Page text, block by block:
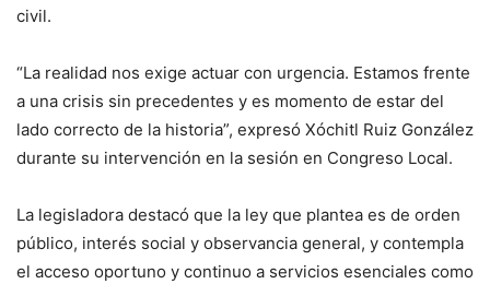
civil.
“La realidad nos exige actuar con urgencia. Estamos frente
a una crisis sin precedentes y es momento de estar del
lado correcto de la historia”, expresó Xóchitl Ruiz González
durante su intervención en la sesión en Congreso Local.
La legisladora destacó que la ley que plantea es de orden
público, interés social y observancia general, y contempla
el acceso oportuno y continuo a servicios esenciales como